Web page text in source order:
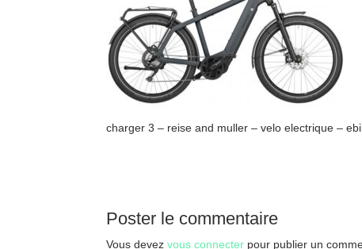
charger 3 – reise and muller – velo electrique –
Poster le commentaire
Vous devezvous connecter pour publier un